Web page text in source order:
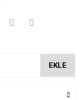
EKLE